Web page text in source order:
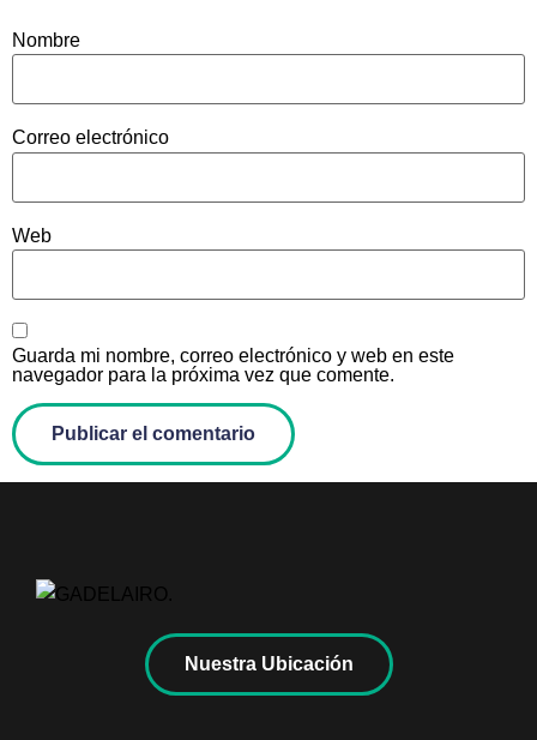
Nombre
Correo electrónico
Web
Guarda mi nombre, correo electrónico y web en este
navegador para la próxima vez que comente.
Nuestra Ubicación